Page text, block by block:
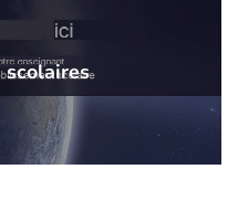
scolaires